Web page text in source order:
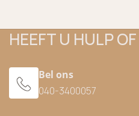
HEEFT U HULP
Bel ons
040-3400057